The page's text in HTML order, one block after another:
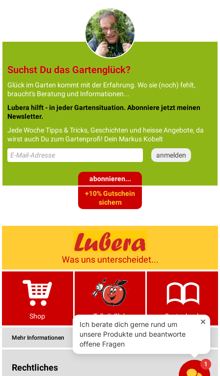
Suchst Du das Gartenglück?
Glück im Garten kommt mit der Erfahrung. Wo sie (noch) fehlt,
braucht's Beratung und Informationen...
Lubera hilft - in jeder Gartensituation. Abonniere jetzt meinen
Newsletter.
Jede Woche Tipps & Tricks, Geschichten und heisse Angebote, da
wirst auch Du zum Gartenprofi! Dein Markus Kobelt
abonnieren...
+10% Gutschein
sichern
Was uns unterscheidet...
Shop Tells® Club Gartenbuch
Mehr Informationen
Rechtliches